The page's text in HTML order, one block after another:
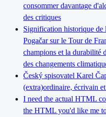
consommer davantage
des critiques
Signification historique de
Pogačar sur le Tour de
champions et la durabilité
des changements
Český spisovatel Karel
(extra)ordinaire, écrivain
I need the actual HTML
the HTML you'd like me